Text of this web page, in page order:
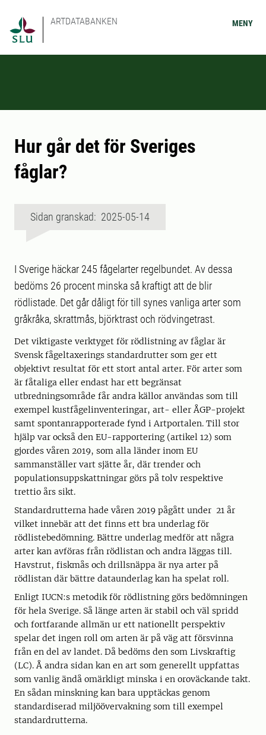
ARTDATABANKEN MENY
Hur går det för Sveriges
fåglar?
Sidan granskad: 2025-05-14
I Sverige häckar 245 fågelarter regelbundet. Av dessa
bedöms 26 procent minska så kraftigt att de blir
rödlistade. Det går dåligt för till synes vanliga arter som
gråkråka, skrattmås, björktrast och rödvingetrast.
Det viktigaste verktyget för rödlistning av fåglar är
Svensk fågeltaxerings standardrutter som ger ett
objektivt resultat för ett stort antal arter. För arter som
är fåtaliga eller endast har ett begränsat
utbredningsområde får andra källor användas som till
exempel kustfågelinventeringar, art- eller ÅGP-projekt
samt spontanrapporterade fynd i Artportalen. Till stor
hjälp var också den EU-rapportering (artikel 12) som
gjordes våren 2019, som alla länder inom EU
sammanställer vart sjätte år, där trender och
populationsuppskattningar görs på tolv respektive
trettio års sikt.
Standardrutterna hade våren 2019 pågått under 21 år
vilket innebär att det finns ett bra underlag för
rödlistebedömning. Bättre underlag medför att några
arter kan avföras från rödlistan och andra läggas till.
Havstrut, fiskmås och drillsnäppa är nya arter på
rödlistan där bättre dataunderlag kan ha spelat roll.
Enligt IUCN:s metodik för rödlistning görs bedömningen
för hela Sverige. Så länge arten är stabil och väl spridd
och fortfarande allmän ur ett nationellt perspektiv
spelar det ingen roll om arten är på väg att försvinna
från en del av landet. Då bedöms den som Livskraftig
(LC). Å andra sidan kan en art som generellt uppfattas
som vanlig ändå omärkligt minska i en oroväckande takt.
En sådan minskning kan bara upptäckas genom
standardiserad miljöövervakning som till exempel
standardrutterna.